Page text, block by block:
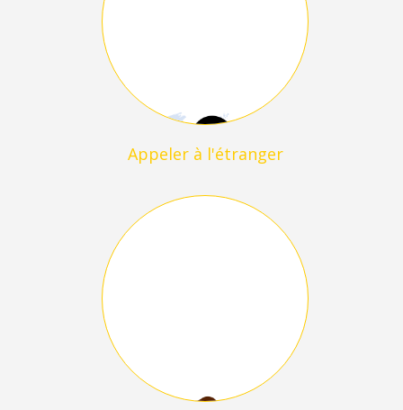
Appeler à l'étranger